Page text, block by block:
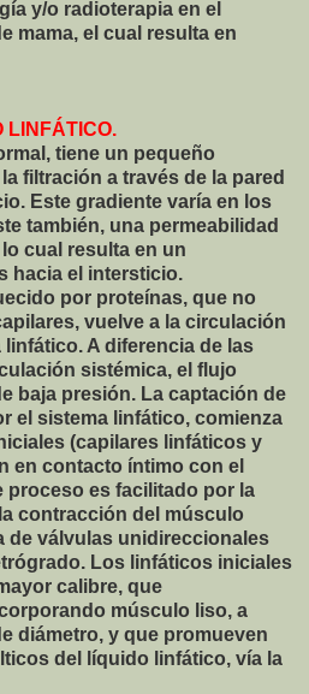
y/o radioterapia en el
mama, el cual resulta en
LINFÁTICO.
tiene un pequeño
filtración a través de la pared
Este gradiente varía en los
también, una permeabilidad
cual resulta en un
hacia el intersticio.
por proteínas, que no
vuelve a la circulación
A diferencia de las
sistémica, el flujo
baja presión. La captación de
el sistema linfático, comienza
(capilares linfáticos y
en contacto íntimo con el
proceso es facilitado por la
contracción del músculo
de válvulas unidireccionales
Los linfáticos iniciales
calibre, que
músculo liso, a
diámetro, y que promueven
del líquido linfático, vía la